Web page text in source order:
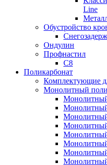
Line
Обустройство
Ондулин
Профнастил
С8
Поликарбонат
Комплектующие
Монолитный